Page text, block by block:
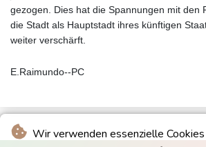
Wir verwenden essenzielle Cookies
gezogen. Dies hat die Spannungen mit den
die Stadt als Hauptstadt ihres künftigen
weiter verschärft.
E.Raimundo--PC